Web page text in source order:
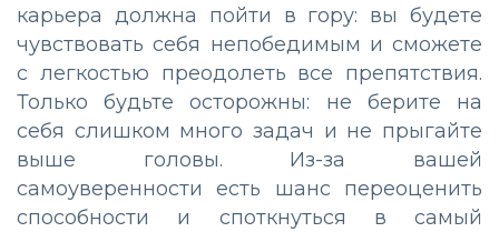
карьера должна пойти в гору: вы будете
чувствовать себя непобедимым и сможете
с легкостью преодолеть все препятствия.
Только будьте осторожны: не берите на
себя слишком много задач и не прыгайте
выше головы. Из-за вашей
самоуверенности есть шанс переоценить
способности и споткнуться в самый